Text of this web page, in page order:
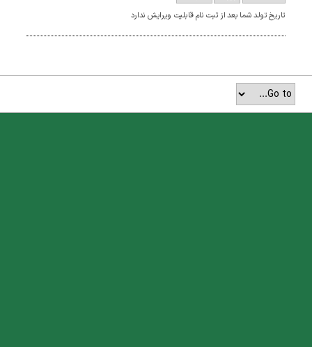
تاریخ تولد شما بعد از ثبت نام قابلیت ویرایش ندارد